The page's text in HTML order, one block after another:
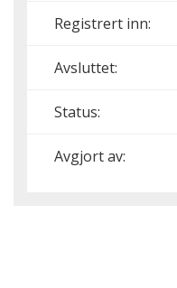
Registrert inn:
Avsluttet:
Status:
Avgjort av: